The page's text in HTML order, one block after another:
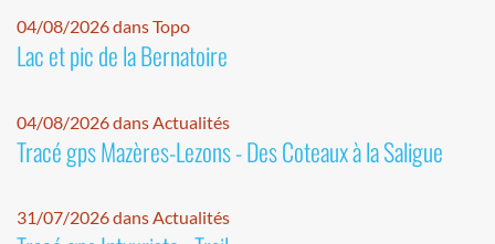
04/08/2026 dans Topo
Lac et pic de la Bernatoire
04/08/2026 dans Actualités
Tracé gps Mazères-Lezons - Des Coteaux à la Saligue
31/07/2026 dans Actualités